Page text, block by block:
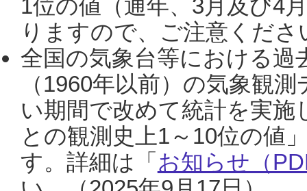
1位の値（通年、3月及び4
りますので、ご注意くだ
全国の気象台等における過
（1960年以前）の気象観
い期間で改めて統計を実
との観測史上1～10位の値
す。詳細は「 お知らせ（